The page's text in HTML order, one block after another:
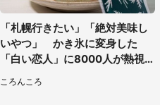
「札幌行きたい」「絶対美味し
いやつ」 かき氷に変身した
「白い恋人」に8000人が熱視
ころんころ